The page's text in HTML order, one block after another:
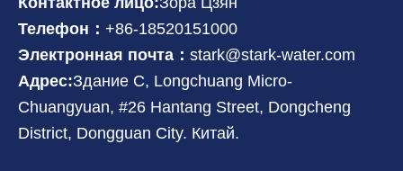
Телефон： +86-18520151000
Электронная почта： stark@stark-water.com
Адрес:Здание C, Longchuang Micro-
Chuangyuan, #26 Hantang Street, Dongcheng
District, Dongguan City. Китай.